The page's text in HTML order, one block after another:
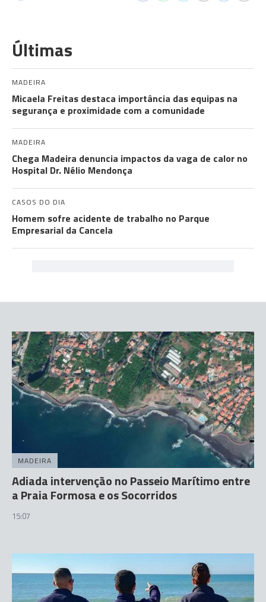
Últimas
MADEIRA
Micaela Freitas destaca importância das equipas na
segurança e proximidade com a comunidade
MADEIRA
Chega Madeira denuncia impactos da vaga de calor no
Hospital Dr. Nélio Mendonça
CASOS DO DIA
Homem sofre acidente de trabalho no Parque
Empresarial da Cancela
MADEIRA
Adiada intervenção no Passeio Marítimo entre
a Praia Formosa e os Socorridos
15:07